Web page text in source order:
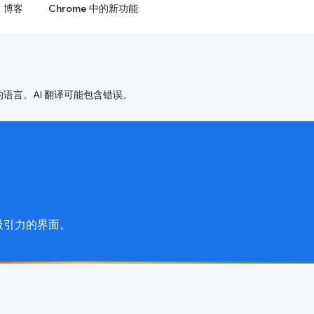
博客 Chrome 中的新功能
言。AI 翻译可能包含错误。
力的界面。